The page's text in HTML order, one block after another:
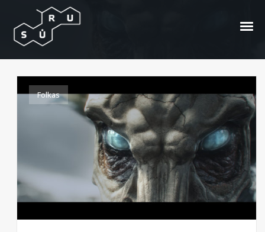
Twardowsky
Folkas